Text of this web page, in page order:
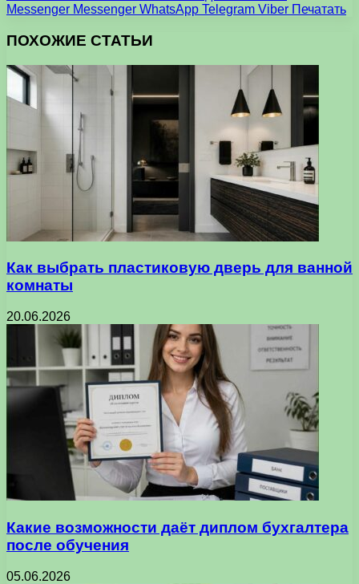
Messenger Messenger WhatsApp Telegram Viber Печатать
ПОХОЖИЕ СТАТЬИ
Как выбрать пластиковую дверь для ванной
комнаты
20.06.2026
Какие возможности даёт диплом бухгалтера
после обучения
05.06.2026